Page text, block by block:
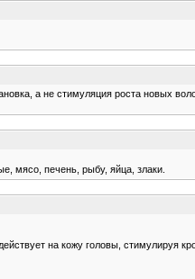
а не стимуляция роста новых
мясо, печень, рыбу, яйца, злаки.
на кожу головы, стимулируя